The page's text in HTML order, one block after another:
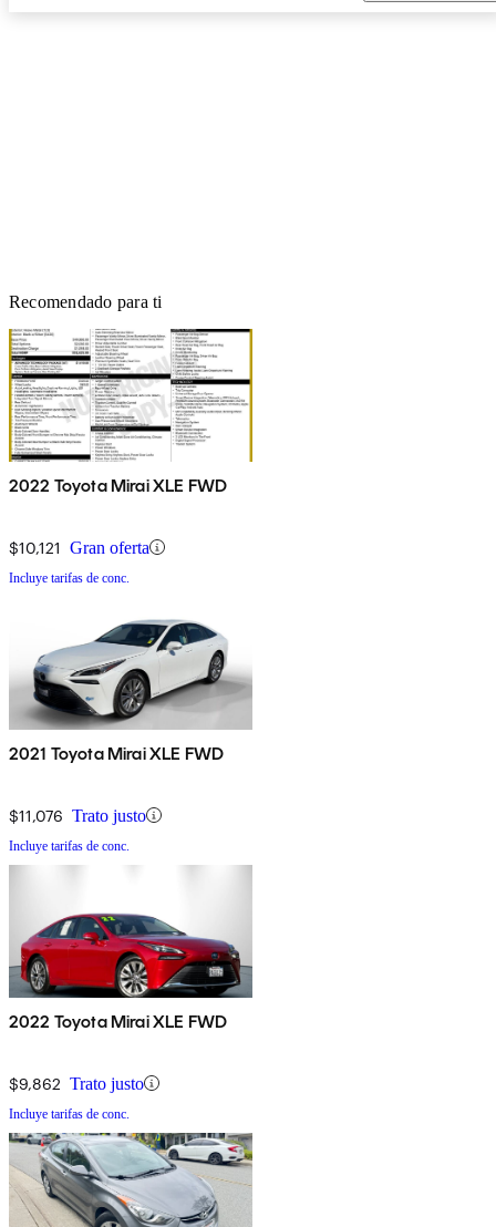
Recomendado para ti
2022 Toyota Mirai XLE FWD
$10,121 Gran oferta
Incluye tarifas de conc.
2021 Toyota Mirai XLE FWD
$11,076 Trato justo
Incluye tarifas de conc.
2022 Toyota Mirai XLE FWD
$9,862 Trato justo
Incluye tarifas de conc.